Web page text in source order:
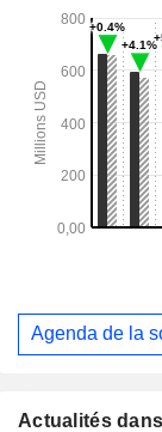
Actualités
Agenda de la